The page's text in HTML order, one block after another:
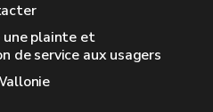
plainte et
de service aux usagers